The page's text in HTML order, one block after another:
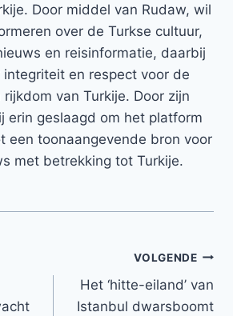
Door middel van Rudaw, wil
over de Turkse cultuur,
en reisinformatie, daarbij
en respect voor de
van Turkije. Door zijn
erin geslaagd om het platform
een toonaangevende bron voor
met betrekking tot Turkije.
VOLGENDE
Het ‘hitte-eiland’ van
Istanbul dwarsboomt